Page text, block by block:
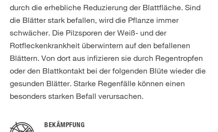
durch die erhebliche Reduzierung der Blattfläche. Sind
die Blätter stark befallen, wird die Pflanze immer
schwächer. Die Pilzsporen der Weiß- und der
Rotfleckenkrankheit überwintern auf den befallenen
Blättern. Von dort aus infizieren sie durch Regentropfen
oder den Blattkontakt bei der folgenden Blüte wieder die
gesunden Blätter. Starke Regenfälle können einen
besonders starken Befall verursachen.
BEKÄMPFUNG